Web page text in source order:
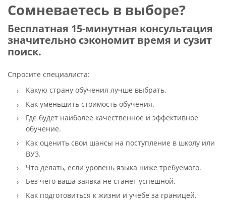
Сомневаетесь в выборе?
Бесплатная 15-минутная консультация
значительно сэкономит время и сузит
поиск.
Спросите специалиста:
Какую страну обучения лучше выбрать.
Как уменьшить стоимость обучения.
Где будет наиболее качественное и эффективное
обучение.
Как оценить свои шансы на поступление в школу или
ВУЗ.
Что делать, если уровень языка ниже требуемого.
Без чего ваша заявка не станет успешной.
Как подготовиться к жизни и учебе за границей.